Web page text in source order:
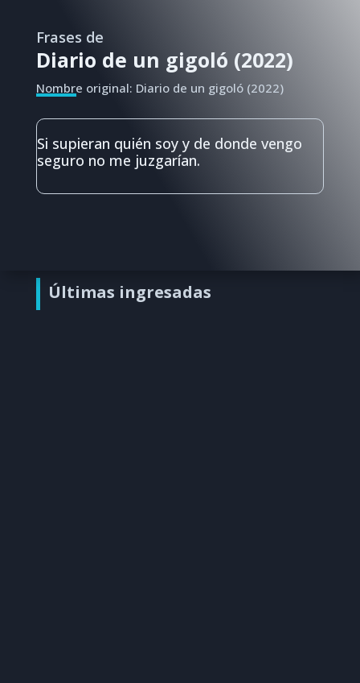
Frases de
Diario de un gigoló (2022)
Nombre original: Diario de un gigoló (2022)
Si supieran quién soy y de donde vengo
seguro no me juzgarían.
Últimas ingresadas